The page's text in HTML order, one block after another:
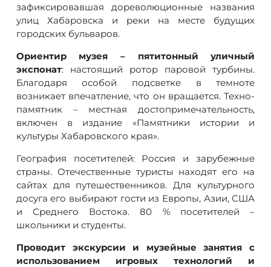
зафиксировавшая дореволюционные названия
улиц Хабаровска и реки на месте будущих
городских бульваров.
Ориентир музея – пятитонный уличный
экспонат: настоящий ротор паровой турбины.
Благодаря особой подсветке в темноте
возникает впечатление, что он вращается. Техно-
памятник – местная достопримечательность,
включен в издание «Памятники истории и
культуры Хабаровского края».
География посетителей: Россия и зарубежные
страны. Отечественные туристы находят его на
сайтах для путешественников. Для культурного
досуга его выбирают гости из Европы, Азии, США
и Среднего Востока. 80 % посетителей –
школьники и студенты.
Проводит экскурсии и музейные занятия с
использованием игровых технологий и